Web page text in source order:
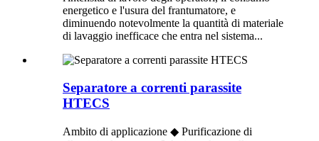
energetico e l'usura del frantumatore, e
diminuendo notevolmente la quantità di materiale
di lavaggio inefficace che entra nel sistema...
Separatore a correnti parassite
HTECS
Ambito di applicazione ◆ Purificazione di